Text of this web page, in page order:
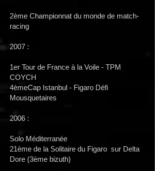
2ème Championnat du monde de match-
racing
2007 :
1er Tour de France à la Voile - TPM
COYCH
4èmeCap Istanbul - Figaro Défi
Mousquetaires
2006 :
Solo Méditerranée
21ème de la Solitaire du Figaro sur Delta
Dore (3ème bizuth)